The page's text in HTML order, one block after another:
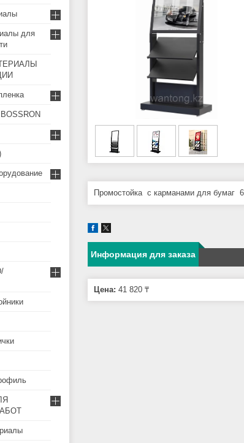
Промостойка с карманами для бумаг
Информация для заказа
Цена: 41 820 ₸
для